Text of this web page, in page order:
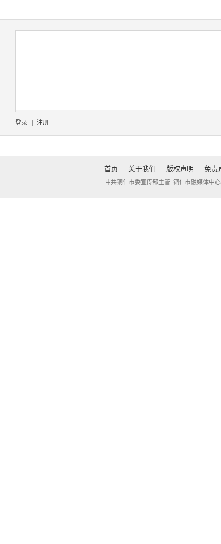
登录 注册
首页 关于我们 版权声明 免责
中共铜仁市委宣传部主管 铜仁市融媒体中心